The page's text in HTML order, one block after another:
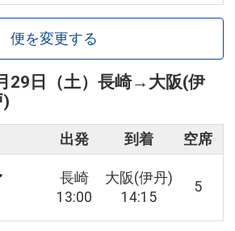
便を変更する
日（土） 長崎→ 大阪(伊
)
出発 到着 空席
長崎
13:00
大阪(伊丹)
14:15
5